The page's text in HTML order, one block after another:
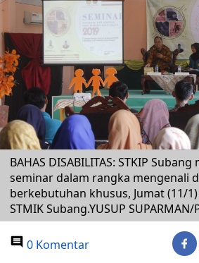
BAHAS DISABILITAS: STKIP
seminar dalam rangka mengenali
berkebutuhan khusus, Jumat (11/1)
STMIK Subang.YUSUP SUPARMAN/
0 Komentar